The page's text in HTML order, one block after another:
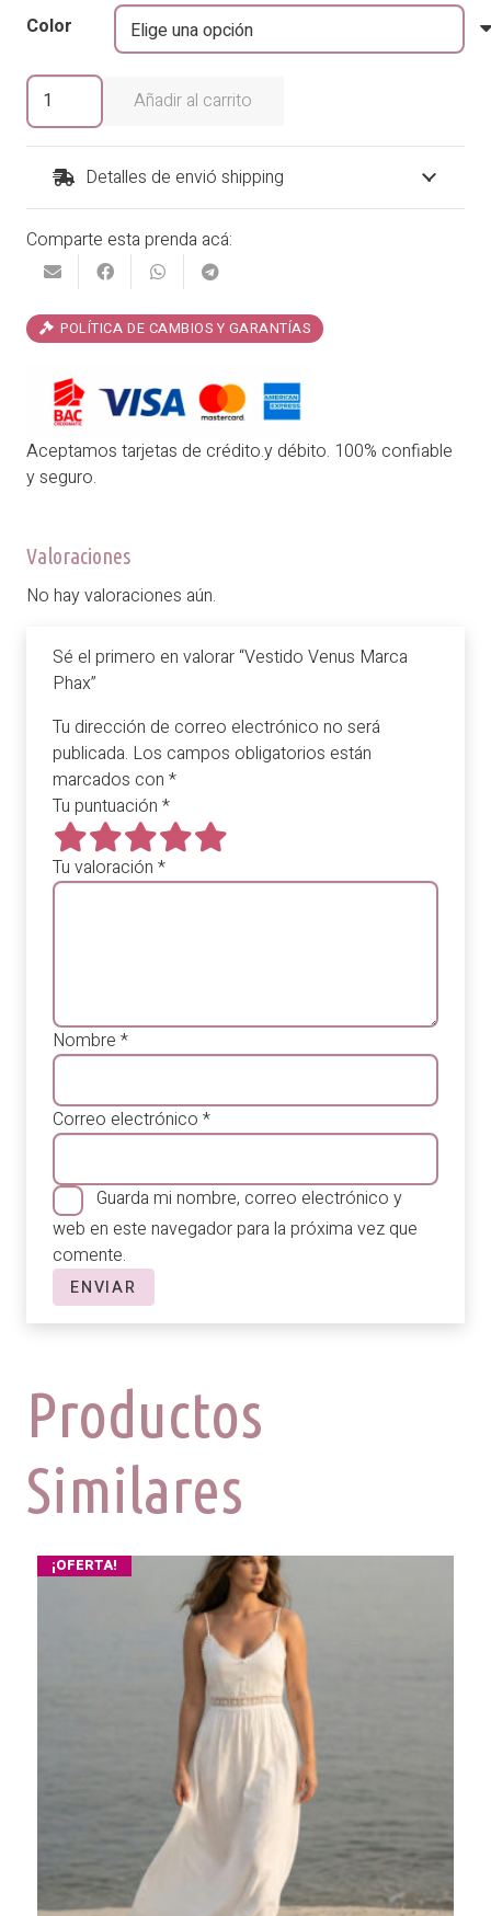
era:
₡29,900.00.₡23,920.00.
Color
Vestido
Venus
Marca
Phax
cantidad
Añadir al carrito
Detalles de envió shipping
Comparte esta prenda acá:
POLÍTICA DE CAMBIOS Y GARANTÍAS
Aceptamos tarjetas de crédito.y débito. 100% confiable
y seguro.
Valoraciones
No hay valoraciones aún.
Sé el primero en valorar “Vestido Venus Marca
Phax”
Tu dirección de correo electrónico no será
publicada. Los campos obligatorios están
marcados con *
Tu puntuación *
Tu valoración *
Nombre *
Correo electrónico *
Guarda mi nombre, correo electrónico y
web en este navegador para la próxima vez que
comente.
Productos
Similares
¡OFERTA!